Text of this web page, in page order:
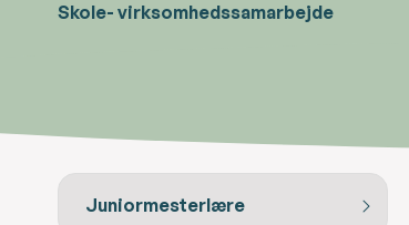
Skole- virksomhedssamarbejde
Juniormesterlære